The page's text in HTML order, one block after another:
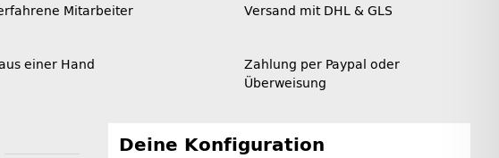
Mitarbeiter Versand mit DHL & GLS
einer Hand
Zahlung per Paypal oder
Überweisung
Deine Konfiguration